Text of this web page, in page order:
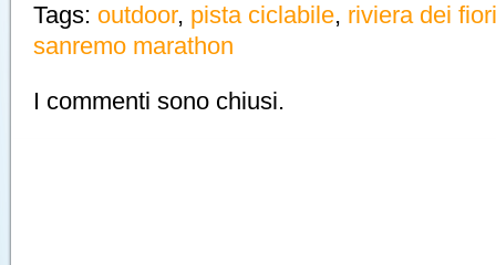
Tags: outdoor, pista ciclabile, riviera dei fiori
sanremo marathon
I commenti sono chiusi.